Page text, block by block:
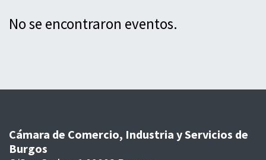
No se encontraron eventos.
Cámara de Comercio, Industria y Servicios de
Burgos